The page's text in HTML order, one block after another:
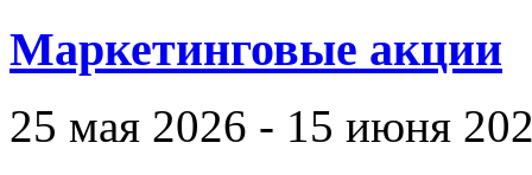
Маркетинговые акции
25 мая 2026 - 15 июня